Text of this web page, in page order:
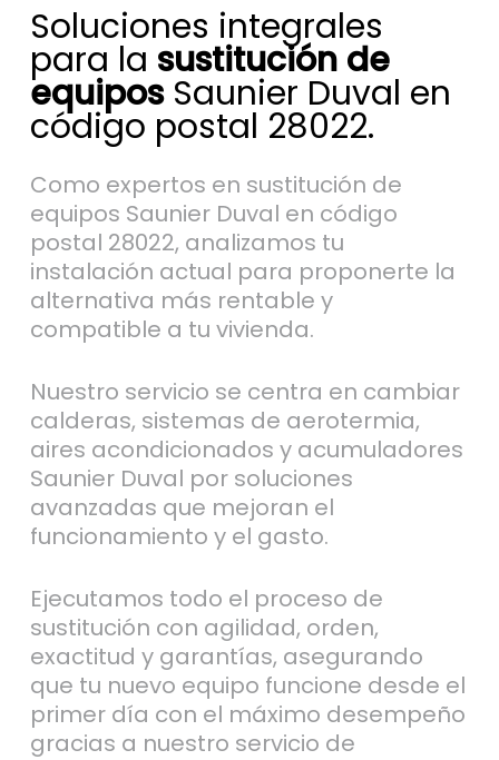
Soluciones integrales
para la sustitución de
equiposSaunier Duval en
código postal 28022.
Como expertos en sustitución de
equipos Saunier Duval en código
postal 28022, analizamos tu
instalación actual para proponerte la
alternativa más rentable y
compatible a tu vivienda.
Nuestro servicio se centra en cambiar
calderas, sistemas de aerotermia,
aires acondicionados y acumuladores
Saunier Duval por soluciones
avanzadas que mejoran el
funcionamiento y el gasto.
Ejecutamos todo el proceso de
sustitución con agilidad, orden,
exactitud y garantías, asegurando
que tu nuevo equipo funcione desde el
primer día con el máximo desempeño
gracias a nuestro servicio de